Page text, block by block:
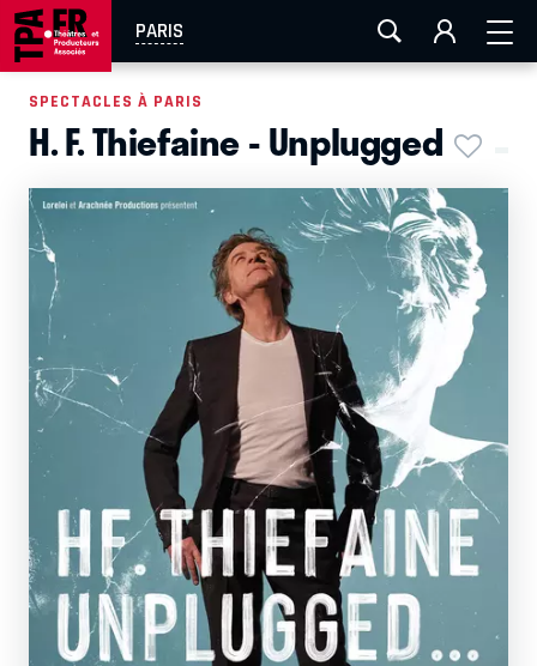
PARIS
AIX-MARSEILLE LA ROCHELLE
EN TOURNÉE
SPECTACLES À PARIS
H. F. Thiefaine - Unplugged